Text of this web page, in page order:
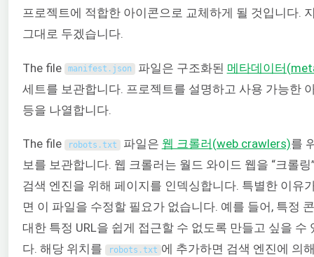
프로젝트에 적합한 아이콘으로 교체하게 될 것입니다.
그대로 두겠습니다.
The file manifest . json 파일은 구조화된 메타데이터
세트를 보관합니다. 프로젝트를 설명하고 사용 가능한
등을 나열합니다.
The file robots .txt 파일은 웹 크롤러(web crawlers)를
보를 보관합니다. 웹 크롤러는 월드 와이드 웹을 “크롤링
검색 엔진을 위해 페이지를 인덱싱합니다. 특별한 이유
면 이 파일을 수정할 필요가 없습니다. 예를 들어, 특정
대한 특정 URL을 쉽게 접근할 수 없도록 만들고 싶을 수
다. 해당 위치를
robots .txt 에 추가하면 검색 엔진에 의